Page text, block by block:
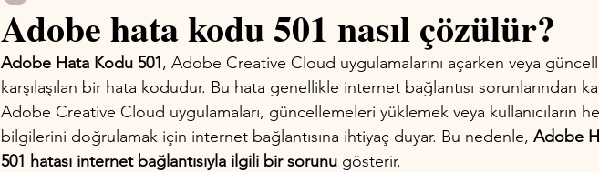
Adobe hata kodu 501 nasıl çözülür?
Adobe Hata Kodu 501, Adobe Creative Cloud uygulamalarını açarken veya
karşılaşılan bir hata kodudur. Bu hata genellikle internet bağlantısı sorunlarından
Adobe Creative Cloud uygulamaları, güncellemeleri yüklemek veya kullanıcıların
bilgilerini doğrulamak için internet bağlantısına ihtiyaç duyar. Bu nedenle, Adobe
501 hatası internet bağlantısıyla ilgili bir sorunu gösterir.